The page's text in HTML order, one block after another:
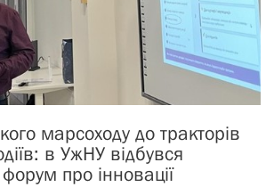
марсоходу до тракторів
в УжНУ відбувся
про інновації